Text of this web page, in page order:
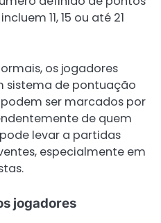
11, 15 ou até 21
os jogadores
sistema de pontuação
ser marcados por
de quem
levar a partidas
especialmente em
jogadores